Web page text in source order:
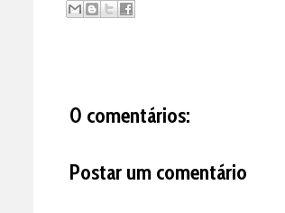
0 comentários:
Postar um comentário